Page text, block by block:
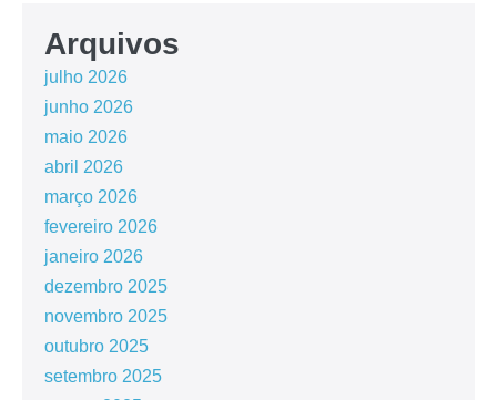
Arquivos
julho 2026
junho 2026
maio 2026
abril 2026
março 2026
fevereiro 2026
janeiro 2026
dezembro 2025
novembro 2025
outubro 2025
setembro 2025